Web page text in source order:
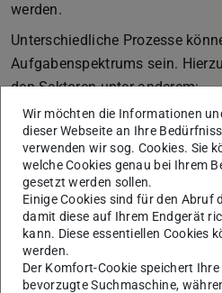
werden.
Unterschiedliche Prozesse
Aufgabenspektrums sein.
den Sektoren unter anderem:
die Finanz-, Personal-,
Verkaufsverwaltung
das betriebliche
die Bereitstellung von
Dienstleistungen
die Verwaltung der Betriebe,
öffentlichen Hand
die
Wir möchten die Informationen
dieser Webseite an Ihre
verwenden wir sog. Cookies. Sie
welche Cookies genau bei Ihrem
gesetzt werden sollen.
Einige Cookies sind für den Abruf
damit diese auf Ihrem Endgerät
kann. Diese essentiellen Cookies
werden.
Der Komfort-Cookie speichert
bevorzugte Suchmaschine,